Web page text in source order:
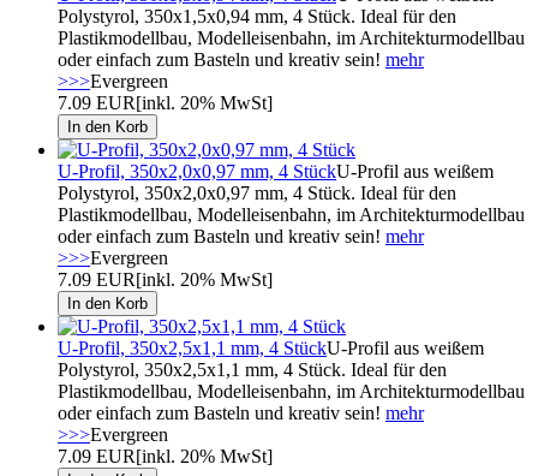
Polystyrol, 350x1,5x0,94 mm, 4 Stück. Ideal für den
Plastikmodellbau, Modelleisenbahn, im Architekturmodellbau
oder einfach zum Basteln und kreativ sein! mehr
>>>Evergreen
7.09 EUR[inkl. 20% MwSt]
U-Profil, 350x2,0x0,97 mm, 4 StückU-Profil aus weißem
Polystyrol, 350x2,0x0,97 mm, 4 Stück. Ideal für den
Plastikmodellbau, Modelleisenbahn, im Architekturmodellbau
oder einfach zum Basteln und kreativ sein! mehr
>>>Evergreen
7.09 EUR[inkl. 20% MwSt]
U-Profil, 350x2,5x1,1 mm, 4 StückU-Profil aus weißem
Polystyrol, 350x2,5x1,1 mm, 4 Stück. Ideal für den
Plastikmodellbau, Modelleisenbahn, im Architekturmodellbau
oder einfach zum Basteln und kreativ sein! mehr
>>>Evergreen
7.09 EUR[inkl. 20% MwSt]